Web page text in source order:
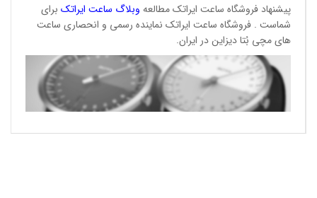
پیشنهاد فروشگاه ساعت ایراتک مطالعه وبلاگ ساعت ایراتک برای
شماست . فروشگاه ساعت ایراتک نماینده رسمی و انحصاری ساعت
های مچی بُتا دیزاین در ایران.